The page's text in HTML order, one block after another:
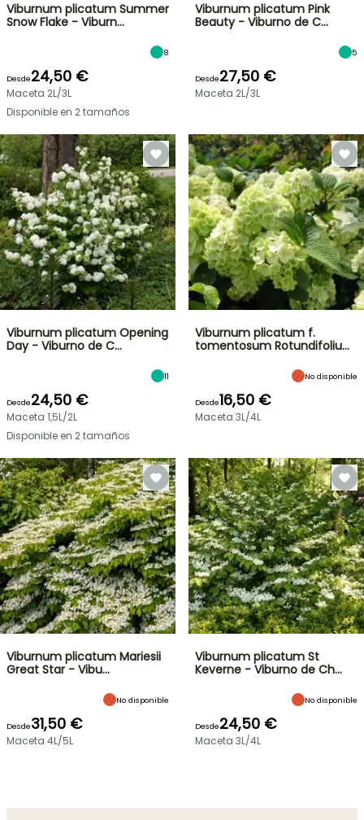
Viburnum plicatum Summer
Snow Flake - Viburn…
8
Desde24,50 €
Maceta 2L/3L
Disponible en 2 tamaños
Viburnum plicatum Pink
Beauty - Viburno de C…
5
Desde27,50 €
Maceta 2L/3L
Viburnum plicatum Opening
Day - Viburno de C…
11
Desde24,50 €
Maceta 1,5L/2L
Disponible en 2 tamaños
Viburnum plicatum f.
tomentosum Rotundifoliu…
No disponible
Desde16,50 €
Maceta 3L/4L
Viburnum plicatum Mariesii
Great Star - Vibu…
No disponible
Desde31,50 €
Maceta 4L/5L
Viburnum plicatum St
Keverne - Viburno de Ch…
No disponible
Desde24,50 €
Maceta 3L/4L